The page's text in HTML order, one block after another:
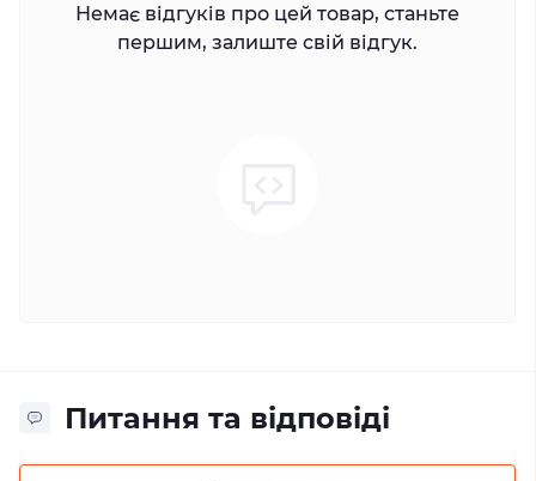
Немає відгуків про цей товар, станьте
першим, залиште свій відгук.
Питання та відповіді